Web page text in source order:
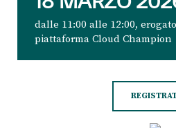
dalle 11:00 alle 12:00,
piattaforma Cloud Champion